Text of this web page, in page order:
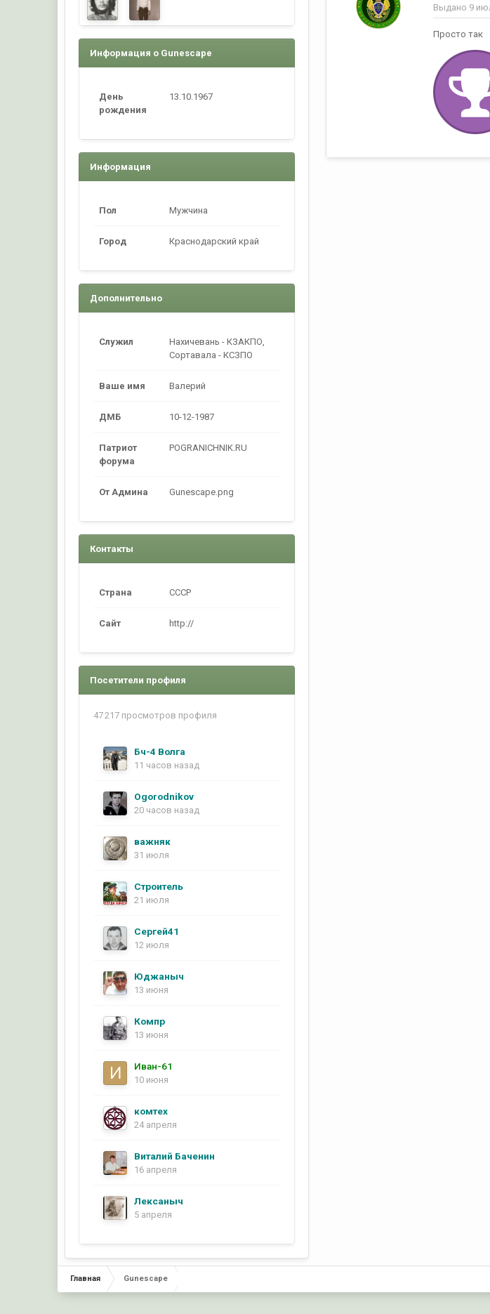
Информация о Gunescape
День
рождения
13.10.1967
Информация
Пол Мужчина
Город Краснодарский край
Дополнительно
Служил
Нахичевань - КЗАКПО,
Сортавала - КСЗПО
Ваше имя Валерий
ДМБ 10-12-1987
Патриот
форума
POGRANICHNIK.RU
От Админа Gunescape.png
Контакты
Страна CCCP
Сайт http://
Посетители профиля
47 217 просмотров профиля
Бч-4 Волга
11 часов назад
Ogorodnikov
20 часов назад
важняк
31 июля
Строитель
21 июля
Сергей41
12 июля
Юджаныч
13 июня
Компр
13 июня
Иван-61
10 июня
комтех
24 апреля
Виталий Баченин
16 апреля
Лексаныч
5 апреля
Выдано 9
Просто так
Главная Gunescape